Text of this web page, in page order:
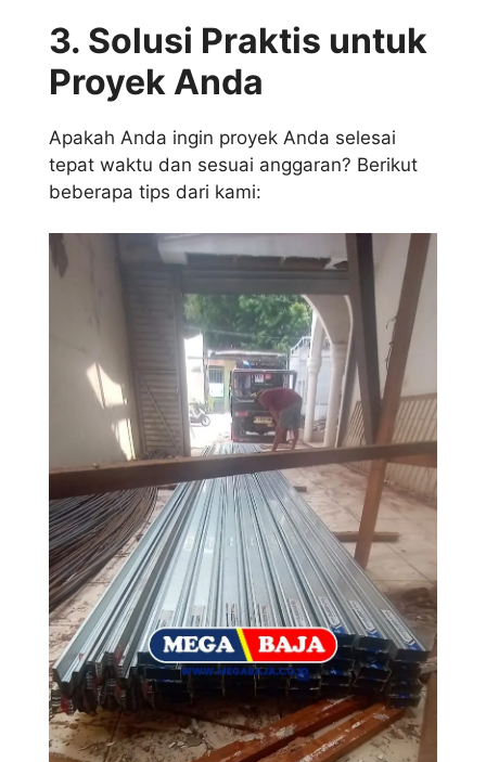
3. Solusi Praktis untuk
Proyek Anda
Apakah Anda ingin proyek Anda selesai
tepat waktu dan sesuai anggaran? Berikut
beberapa tips dari kami: